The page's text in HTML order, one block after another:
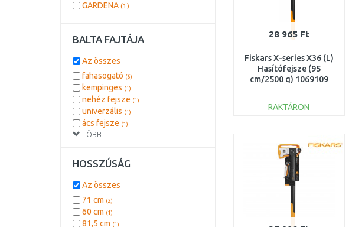
28 965 Ft
Fiskars X-series X36 (L)
Hasítófejsze (95
cm/2500 g) 1069109
RAKTÁRON
Összehasonlítás
GARDENA (1)
BALTA FAJTÁJA
TÖBB
Az összes
fahasogató (6)
kempinges (1)
nehéz fejsze (1)
univerzális (1)
ács fejsze (1)
HOSSZÚSÁG
Az összes
71 cm (2)
60 cm (1)
81,5 cm (1)